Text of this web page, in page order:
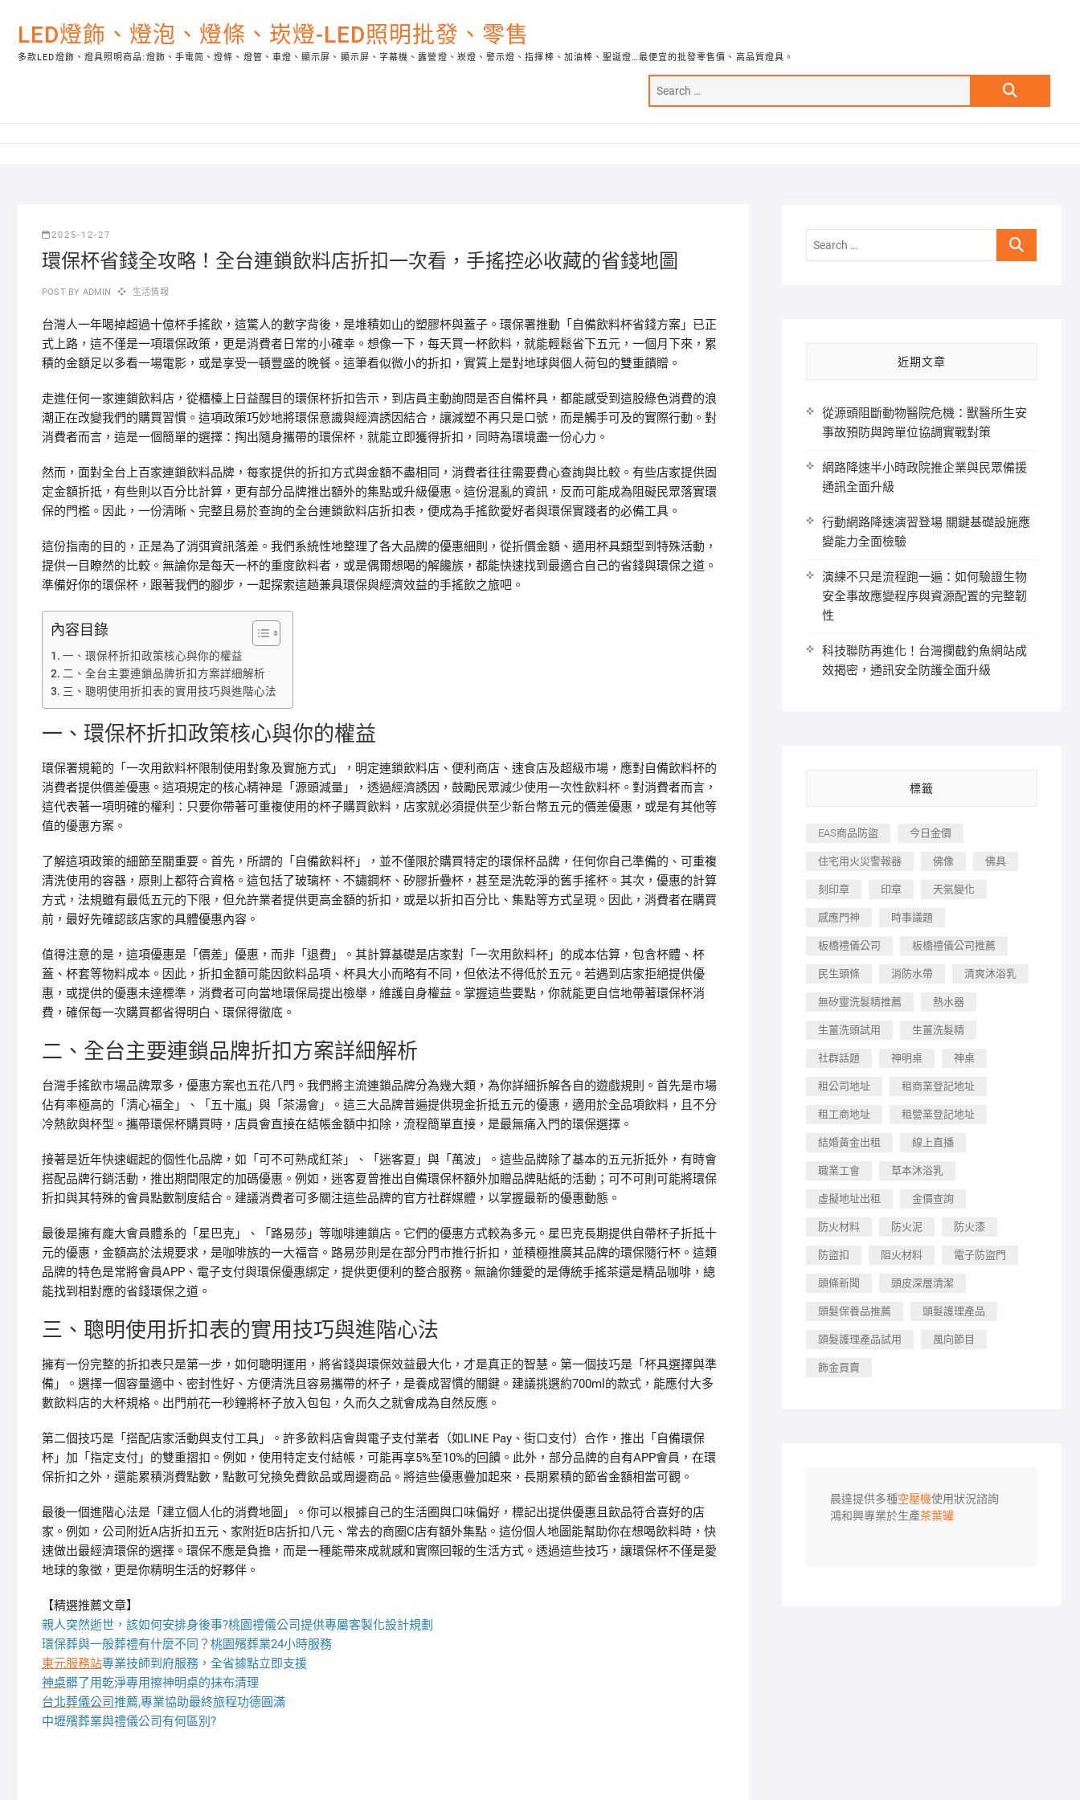
contentLED燈飾、燈泡、燈條、崁燈-LED照明批發、零售
多款LED燈飾、燈具照明商品:燈飾、手電筒、燈條、燈管、車燈、顯示屏、顯示屏、字幕機、露營燈、崁燈、警示燈、指揮棒、加油棒、聖誕燈…最便宜的批發零售價、高品質燈具。
Search
2025-12-27
環保杯省錢全攻略！全台連鎖飲料店折扣一次看，手搖控必收藏的省錢地圖
POST BY ADMIN 生活情報
台灣人一年喝掉超過十億杯手搖飲，這驚人的數字背後，是堆積如山的塑膠杯與蓋子。環保署推動「自備飲料杯省錢方案」已正
式上路，這不僅是一項環保政策，更是消費者日常的小確幸。想像一下，每天買一杯飲料，就能輕鬆省下五元，一個月下來，累
積的金額足以多看一場電影，或是享受一頓豐盛的晚餐。這筆看似微小的折扣，實質上是對地球與個人荷包的雙重饋贈。
走進任何一家連鎖飲料店，從櫃檯上日益醒目的環保杯折扣告示，到店員主動詢問是否自備杯具，都能感受到這股綠色消費的浪
潮正在改變我們的購買習慣。這項政策巧妙地將環保意識與經濟誘因結合，讓減塑不再只是口號，而是觸手可及的實際行動。對
消費者而言，這是一個簡單的選擇：掏出隨身攜帶的環保杯，就能立即獲得折扣，同時為環境盡一份心力。
然而，面對全台上百家連鎖飲料品牌，每家提供的折扣方式與金額不盡相同，消費者往往需要費心查詢與比較。有些店家提供固
定金額折抵，有些則以百分比計算，更有部分品牌推出額外的集點或升級優惠。這份混亂的資訊，反而可能成為阻礙民眾落實環
保的門檻。因此，一份清晰、完整且易於查詢的全台連鎖飲料店折扣表，便成為手搖飲愛好者與環保實踐者的必備工具。
這份指南的目的，正是為了消弭資訊落差。我們系統性地整理了各大品牌的優惠細則，從折價金額、適用杯具類型到特殊活動，
提供一目瞭然的比較。無論你是每天一杯的重度飲料者，或是偶爾想喝的解饞族，都能快速找到最適合自己的省錢與環保之道。
準備好你的環保杯，跟著我們的腳步，一起探索這趟兼具環保與經濟效益的手搖飲之旅吧。
內容目錄
一、環保杯折扣政策核心與你的權益
二、全台主要連鎖品牌折扣方案詳細解析
三、聰明使用折扣表的實用技巧與進階心法
一、環保杯折扣政策核心與你的權益
環保署規範的「一次用飲料杯限制使用對象及實施方式」，明定連鎖飲料店、便利商店、速食店及超級市場，應對自備飲料杯的
消費者提供價差優惠。這項規定的核心精神是「源頭減量」，透過經濟誘因，鼓勵民眾減少使用一次性飲料杯。對消費者而言，
這代表著一項明確的權利：只要你帶著可重複使用的杯子購買飲料，店家就必須提供至少新台幣五元的價差優惠，或是有其他等
值的優惠方案。
了解這項政策的細節至關重要。首先，所謂的「自備飲料杯」，並不僅限於購買特定的環保杯品牌，任何你自己準備的、可重複
清洗使用的容器，原則上都符合資格。這包括了玻璃杯、不鏽鋼杯、矽膠折疊杯，甚至是洗乾淨的舊手搖杯。其次，優惠的計算
方式，法規雖有最低五元的下限，但允許業者提供更高金額的折扣，或是以折扣百分比、集點等方式呈現。因此，消費者在購買
前，最好先確認該店家的具體優惠內容。
值得注意的是，這項優惠是「價差」優惠，而非「退費」。其計算基礎是店家對「一次用飲料杯」的成本估算，包含杯體、杯
蓋、杯套等物料成本。因此，折扣金額可能因飲料品項、杯具大小而略有不同，但依法不得低於五元。若遇到店家拒絕提供優
惠，或提供的優惠未達標準，消費者可向當地環保局提出檢舉，維護自身權益。掌握這些要點，你就能更自信地帶著環保杯消
費，確保每一次購買都省得明白、環保得徹底。
二、全台主要連鎖品牌折扣方案詳細解析
台灣手搖飲市場品牌眾多，優惠方案也五花八門。我們將主流連鎖品牌分為幾大類，為你詳細拆解各自的遊戲規則。首先是市場
佔有率極高的「清心福全」、「五十嵐」與「茶湯會」。這三大品牌普遍提供現金折抵五元的優惠，適用於全品項飲料，且不分
冷熱飲與杯型。攜帶環保杯購買時，店員會直接在結帳金額中扣除，流程簡單直接，是最無痛入門的環保選擇。
接著是近年快速崛起的個性化品牌，如「可不可熟成紅茶」、「迷客夏」與「萬波」。這些品牌除了基本的五元折抵外，有時會
搭配品牌行銷活動，推出期間限定的加碼優惠。例如，迷客夏曾推出自備環保杯額外加贈品牌貼紙的活動；可不可則可能將環保
折扣與其特殊的會員點數制度結合。建議消費者可多關注這些品牌的官方社群媒體，以掌握最新的優惠動態。
最後是擁有龐大會員體系的「星巴克」、「路易莎」等咖啡連鎖店。它們的優惠方式較為多元。星巴克長期提供自帶杯子折抵十
元的優惠，金額高於法規要求，是咖啡族的一大福音。路易莎則是在部分門市推行折扣，並積極推廣其品牌的環保隨行杯。這類
品牌的特色是常將會員APP、電子支付與環保優惠綁定，提供更便利的整合服務。無論你鍾愛的是傳統手搖茶還是精品咖啡，總
能找到相對應的省錢環保之道。
三、聰明使用折扣表的實用技巧與進階心法
擁有一份完整的折扣表只是第一步，如何聰明運用，將省錢與環保效益最大化，才是真正的智慧。第一個技巧是「杯具選擇與準
備」。選擇一個容量適中、密封性好、方便清洗且容易攜帶的杯子，是養成習慣的關鍵。建議挑選約700ml的款式，能應付大多
數飲料店的大杯規格。出門前花一秒鐘將杯子放入包包，久而久之就會成為自然反應。
第二個技巧是「搭配店家活動與支付工具」。許多飲料店會與電子支付業者（如LINE Pay、街口支付）合作，推出「自備環保
杯」加「指定支付」的雙重摺扣。例如，使用特定支付結帳，可能再享5%至10%的回饋。此外，部分品牌的自有APP會員，在環
保折扣之外，還能累積消費點數，點數可兌換免費飲品或周邊商品。將這些優惠疊加起來，長期累積的節省金額相當可觀。
最後一個進階心法是「建立個人化的消費地圖」。你可以根據自己的生活圈與口味偏好，標記出提供優惠且飲品符合喜好的店
家。例如，公司附近A店折扣五元、家附近B店折扣八元、常去的商圈C店有額外集點。這份個人地圖能幫助你在想喝飲料時，快
速做出最經濟環保的選擇。環保不應是負擔，而是一種能帶來成就感和實際回報的生活方式。透過這些技巧，讓環保杯不僅是愛
地球的象徵，更是你精明生活的好夥伴。
【精選推薦文章】
親人突然逝世，該如何安排身後事?桃園禮儀公司提供專屬客製化設計規劃
環保葬與一般葬禮有什麼不同？桃園殯葬業24小時服務
東元服務站專業技師到府服務，全省據點立即支援
神桌髒了用乾淨專用擦神明桌的抹布清理
台北葬儀公司推薦,專業協助最終旅程功德圓滿
中壢殯葬業與禮儀公司有何區別?
Search
近期文章
從源頭阻斷動物醫院危機：獸醫所生安
事故預防與跨單位協調實戰對策
網路降速半小時政院推企業與民眾備援
通訊全面升級
行動網路降速演習登場 關鍵基礎設施應
變能力全面檢驗
演練不只是流程跑一遍：如何驗證生物
安全事故應變程序與資源配置的完整韌
性
科技聯防再進化！台灣攔截釣魚網站成
效揭密，通訊安全防護全面升級
標籤
EAS商品防盜 今日金價
住宅用火災警報器 佛像 佛具
刻印章 印章 天氣變化
感應門神 時事議題
板橋禮儀公司 板橋禮儀公司推薦
民生頭條 消防水帶 清爽沐浴乳
無矽靈洗髮精推薦 熱水器
生薑洗頭試用 生薑洗髮精
社群話題 神明桌 神桌
租公司地址 租商業登記地址
租工商地址 租營業登記地址
結婚黃金出租 線上直播
職業工會 草本沐浴乳
虛擬地址出租 金價查詢
防火材料 防火泥 防火漆
防盜扣 阻火材料 電子防盜門
頭條新聞 頭皮深層清潔
頭髮保養品推薦 頭髮護理產品
頭髮護理產品試用 風向節目
飾金買賣
晨達提供多種空壓機使用狀況諮詢
鴻和興專業於生產茶葉罐